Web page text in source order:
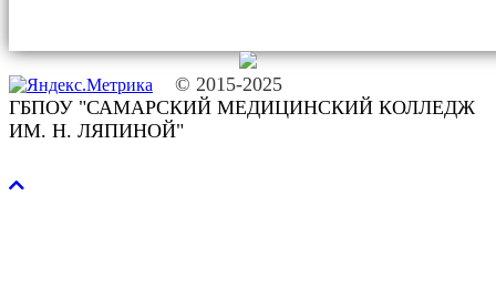
© 2015-2025
ГБПОУ "САМАРСКИЙ МЕДИЦИНСКИЙ КОЛЛЕДЖ
ИМ. Н. ЛЯПИНОЙ"